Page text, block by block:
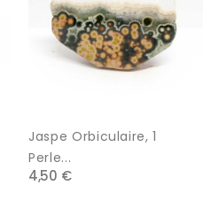
Jaspe Orbiculaire, 1
Perle...
4,50 €